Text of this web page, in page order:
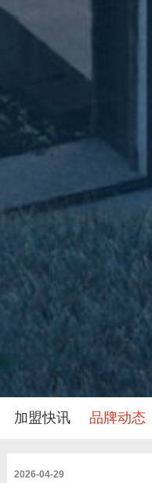
加盟快讯 品牌动态
2026-04-29